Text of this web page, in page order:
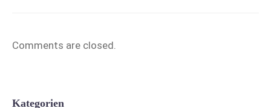
Comments are closed.
Kategorien